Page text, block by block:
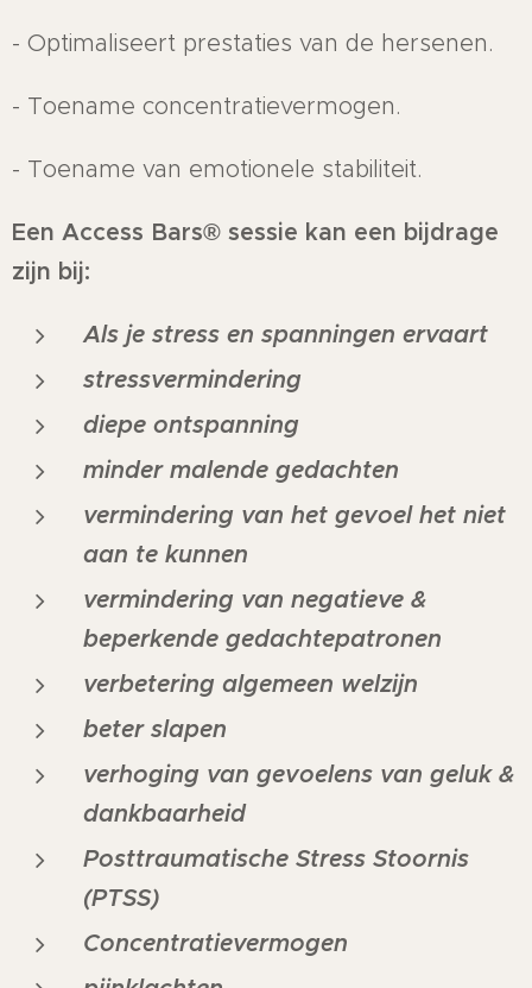
- Optimaliseert prestaties van de hersenen.
- Toename concentratievermogen.
- Toename van emotionele stabiliteit.
Een Access Bars® sessie kan een bijdrage
zijn bij:
Als je stress en spanningen ervaart
stressvermindering
diepe ontspanning
minder malende gedachten
vermindering van het gevoel het niet
aan te kunnen
vermindering van negatieve &
beperkende gedachtepatronen
verbetering algemeen welzijn
beter slapen
verhoging van gevoelens van geluk &
dankbaarheid
Posttraumatische Stress Stoornis
(PTSS)
Concentratievermogen